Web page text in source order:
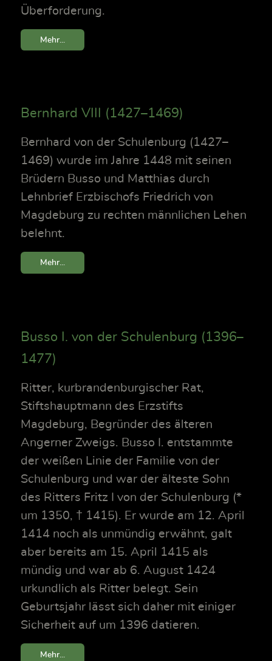
Überforderung.
Mehr...
Bernhard VIII (1427–1469)
Bernhard von der Schulenburg (1427–
1469) wurde im Jahre 1448 mit seinen
Brüdern Busso und Matthias durch
Lehnbrief Erzbischofs Friedrich von
Magdeburg zu rechten männlichen Lehen
belehnt.
Mehr...
Busso I. von der Schulenburg (1396–
1477)
Ritter, kurbrandenburgischer Rat,
Stiftshauptmann des Erzstifts
Magdeburg, Begründer des älteren
Angerner Zweigs. Busso I. entstammte
der weißen Linie der Familie von der
Schulenburg und war der älteste Sohn
des Ritters Fritz I von der Schulenburg (*
um 1350, † 1415). Er wurde am 12. April
1414 noch als unmündig erwähnt, galt
aber bereits am 15. April 1415 als
mündig und war ab 6. August 1424
urkundlich als Ritter belegt. Sein
Geburtsjahr lässt sich daher mit einiger
Sicherheit auf um 1396 datieren.
Mehr...